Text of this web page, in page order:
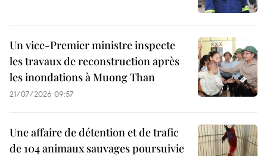
Un vice-Premier ministre inspecte
les travaux de reconstruction après
les inondations à Muong Than
21/07/2026 09:57
Une affaire de détention et de trafic
de 104 animaux sauvages poursuivie